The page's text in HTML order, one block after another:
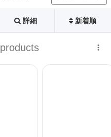
詳細 新着順